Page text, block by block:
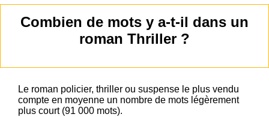
Combien de mots y a-t-il dans un
roman Thriller ?
Le roman policier, thriller ou suspense le plus vendu
compte en moyenne un nombre de mots légèrement
plus court (91 000 mots).